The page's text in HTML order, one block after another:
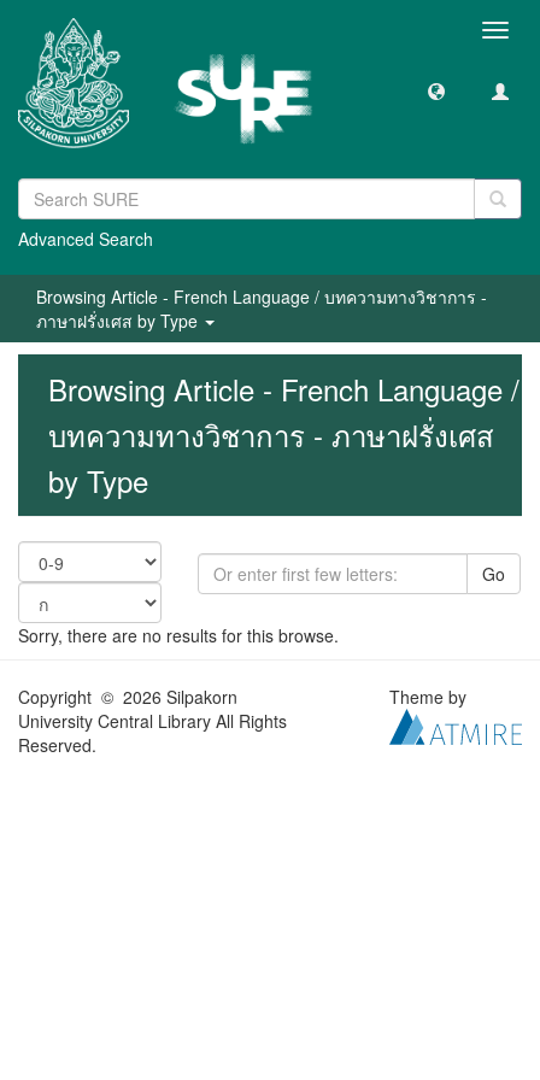
Advanced Search
Browsing Article - French Language / บทความทางวิชาการ -
ภาษาฝรั่งเศส by Type
Browsing Article - French Language /
บทความทางวิชาการ - ภาษาฝรั่งเศส
by Type
Go
Sorry, there are no results for this browse.
Copyright © 2026 Silpakorn
University Central Library All Rights
Reserved.
Theme by